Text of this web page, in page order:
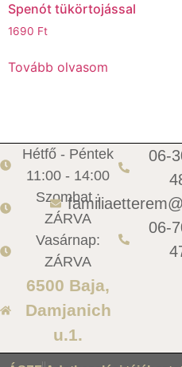
Spenót tükörtojással
1690 Ft
Tovább olvasom
Hétfő - Péntek
11:00 - 14:00
Szombat :
ZÁRVA
Vasárnap:
ZÁRVA
6500 Baja,
Damjanich
u.1.
06-
06-